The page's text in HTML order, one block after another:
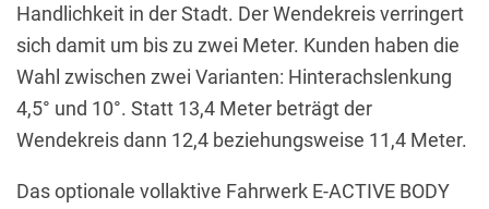
Handlichkeit in der Stadt. Der Wendekreis verringert
sich damit um bis zu zwei Meter. Kunden haben die
Wahl zwischen zwei Varianten: Hinterachslenkung
4,5° und 10°. Statt 13,4 Meter beträgt der
Wendekreis dann 12,4 beziehungsweise 11,4 Meter.
Das optionale vollaktive Fahrwerk E-ACTIVE BODY